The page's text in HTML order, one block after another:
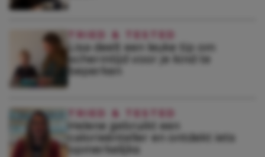
TRIED & TESTED
Lisa deelt een leuke tip om
schermtijd voor je kind te
beperken
TRIED & TESTED
Helene gebruikt een
calorieënteller en ontdekt iets
opmerkelijks